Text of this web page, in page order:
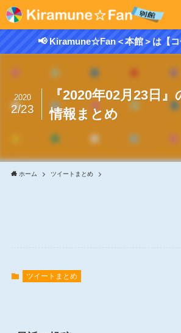
📢 Kiramune☆Fan＜本館＞は【コ
『2020年02月23日
情報まとめ
2020
2/23
ホーム ツイートまとめ
ツイートまとめ